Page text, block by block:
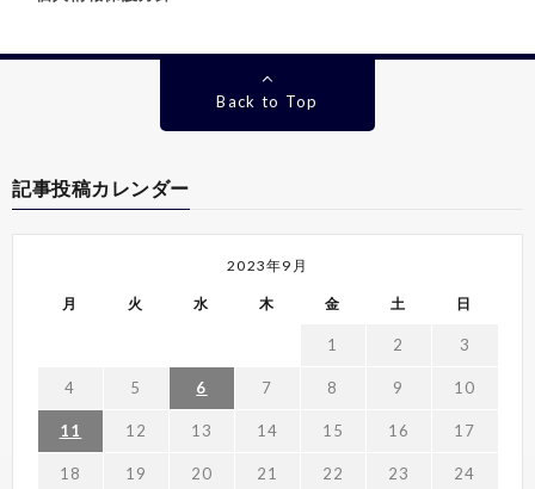
Back to Top
記事投稿カレンダー
2023年9月
月 火 水 木 金 土 日
1 2 3
4 5 6 7 8 9 10
11 12 13 14 15 16 17
18 19 20 21 22 23 24